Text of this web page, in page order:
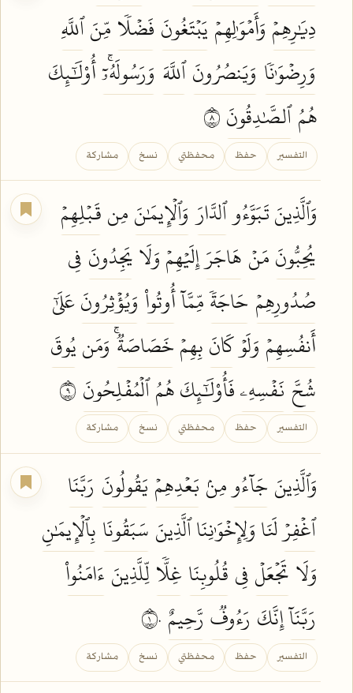
دِيَٰرِهِمۡ وَأَمۡوَٰلِهِمۡ يَبۡتَغُونَ فَضۡلٗا مِّنَٱللَّهِ
وَرِضۡوَٰنٗا وَيَنصُرُونَٱللَّهَ وَرَسُولَهُۥٓۚأُوْلَٰٓئِكَ
هُمُٱلصَّٰدِقُونَ
التفسير حفظ محفظتي نسخ مشاركة
وَٱلَّذِينَ تَبَوَّءُوٱلدَّارَ وَٱلۡإِيمَٰنَمِنقَبۡلِهِمۡ
يُحِبُّونَمَنۡ هَاجَرَإِلَيۡهِمۡ وَلَايَجِدُونَ فِي
صُدُورِهِمۡ حَاجَةٗمِّمَّآأُوتُواْ وَيُؤۡثِرُونَعَلَىٰٓ
أَنفُسِهِمۡ وَلَوۡكَانَبِهِمۡخَصَاصَةٞۚوَمَنيُوقَ
شُحَّ نَفۡسِهِۦفَأُوْلَٰٓئِكَ هُمُٱلۡمُفۡلِحُونَ
التفسير حفظ محفظتي نسخ مشاركة
وَٱلَّذِينَجَآءُومِنۢ بَعۡدِهِمۡ يَقُولُونَ رَبَّنَا
ٱغۡفِرۡلَنَا وَلِإِخۡوَٰنِنَا ٱلَّذِينَ سَبَقُونَا بِٱلۡإِيمَٰنِ
وَلَا تَجۡعَلۡفِي قُلُوبِنَاغِلّٗالِّلَّذِينَ ءَامَنُواْ
رَبَّنَآإِنَّكَ رَءُوفٞ رَّحِيمٌ
التفسير حفظ محفظتي نسخ مشاركة